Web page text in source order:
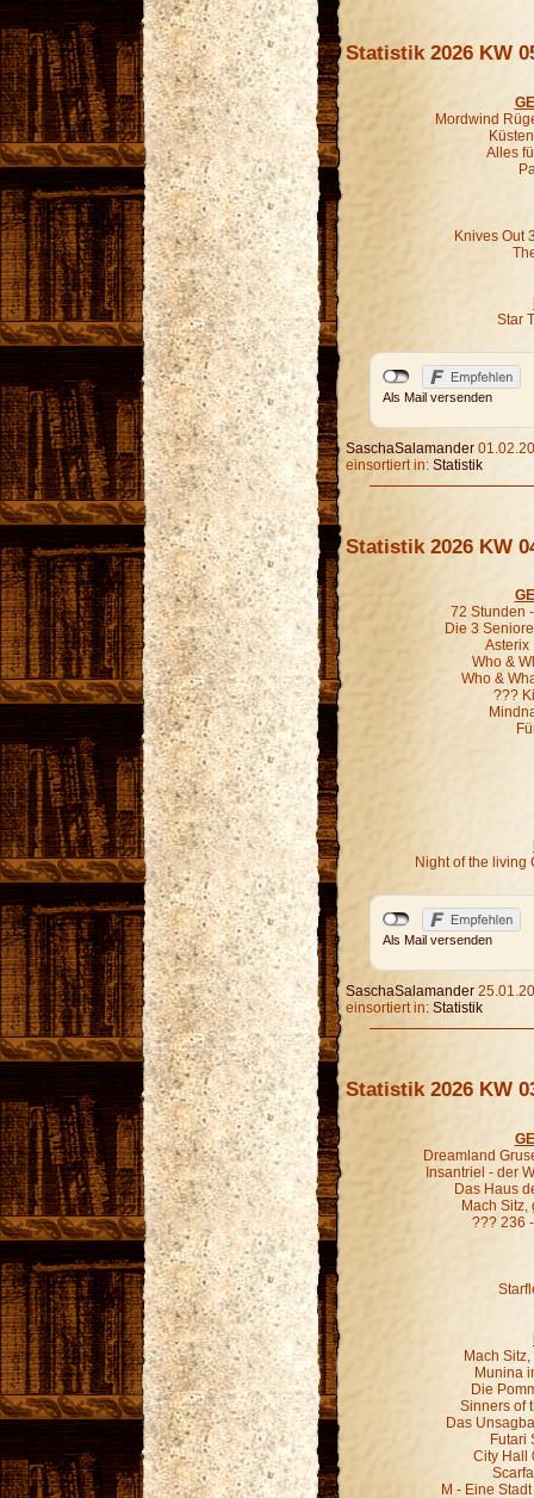
Statistik 2026 KW
Mordwind
Alles
Knives Out
Star
Als Mail versenden
SaschaSalamander
einsortiert in: Statistik
Statistik 2026 KW
72 Stunden
Die 3
Asterix
Who &
Who &
???
Night of the living
Als Mail versenden
SaschaSalamander
einsortiert in: Statistik
Statistik 2026 KW
Dreamland
Insantriel - der
Das Haus
Mach
??? 236
Mach
Munina
Die
Sinners of
Das
Futari
City Hall
M - Eine